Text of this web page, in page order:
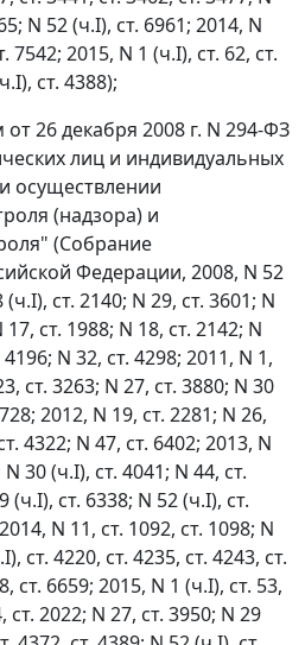
N 52 (ч.I), ст. 6961; 2014, N
7542; 2015, N 1 (ч.I), ст. 62, ст.
ст. 4388);
26 декабря 2008 г. N 294-ФЗ
лиц и индивидуальных
осуществлении
(надзора) и
(Собрание
Федерации, 2008, N 52
ст. 2140; N 29, ст. 3601; N
ст. 1988; N 18, ст. 2142; N
N 32, ст. 4298; 2011, N 1,
ст. 3263; N 27, ст. 3880; N 30
2012, N 19, ст. 2281; N 26,
4322; N 47, ст. 6402; 2013, N
30 (ч.I), ст. 4041; N 44, ст.
(ч.I), ст. 6338; N 52 (ч.I), ст.
N 11, ст. 1092, ст. 1098; N
ст. 4220, ст. 4235, ст. 4243, ст.
ст. 6659; 2015, N 1 (ч.I), ст. 53,
ст. 2022; N 27, ст. 3950; N 29